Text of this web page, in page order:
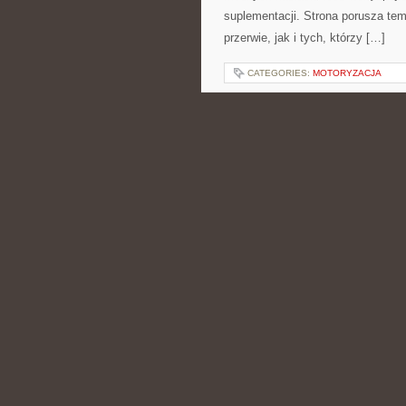
suplementacji. Strona porusza
przerwie, jak i tych, którzy […]
CATEGORIES: MOTORYZACJA